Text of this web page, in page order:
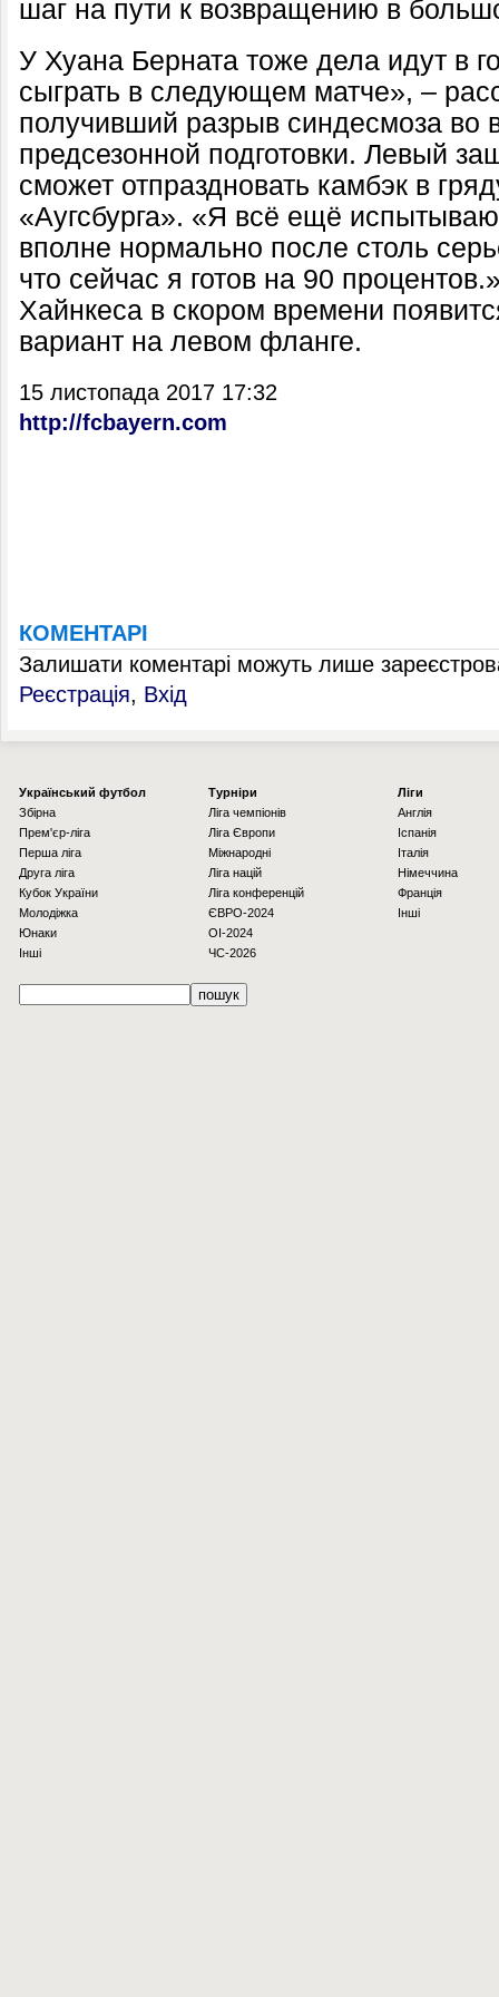
шаг на пути к возвращению в
У Хуана Берната тоже дела идут в
сыграть в следующем матче», –
получивший разрыв синдесмоза во
предсезонной подготовки. Левый
сможет отпраздновать камбэк в
«Аугсбурга». «Я всё ещё
вполне нормально после столь
что сейчас я готов на 90
Хайнкеса в скором времени
вариант на левом фланге.
15 листопада 2017 17:32
http://fcbayern.com
КОМЕНТАРІ
Залишати коментарі можуть лише
Реєстрація, Вхід
Українcький футбол
Збірна
Прем'єр-ліга
Перша ліга
Друга ліга
Кубок України
Молодіжка
Юнаки
Інші
Турніри
Ліга чемпіонів
Ліга Європи
Міжнародні
Ліга націй
Ліга конференцій
ЄВРО-2024
OI-2024
ЧС-2026
Ліги
Англія
Іспанія
Італія
Німеччина
Франція
Інші